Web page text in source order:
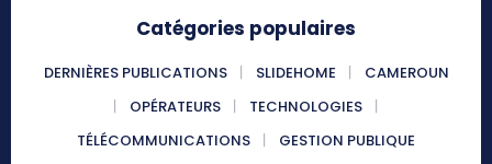
Catégories populaires
DERNIÈRES PUBLICATIONS SLIDEHOME
CAMEROUN
OPÉRATEURS
TECHNOLOGIES
TÉLÉCOMMUNICATIONS
GESTION PUBLIQUE